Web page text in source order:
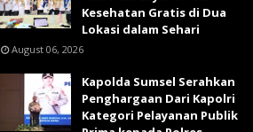
Kesehatan Gratis di Dua
Lokasi dalam Sehari
August 06, 2026
Kapolda Sumsel Serahkan
Penghargaan Dari Kapolri
Kategori Pelayanan Publik